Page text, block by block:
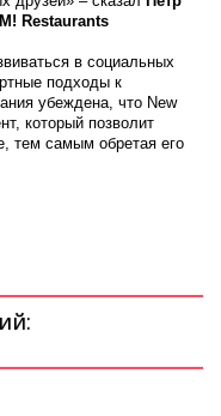
Restaurants
в социальных
подходы к
убеждена, что New
который позволит
тем самым обретая его